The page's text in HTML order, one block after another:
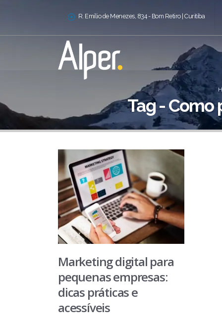
R. Emílio de Menezes, 834 - Bom Retiro | Curitiba
Tag - Como
Marketing digital para
pequenas empresas:
dicas práticas e
acessíveis